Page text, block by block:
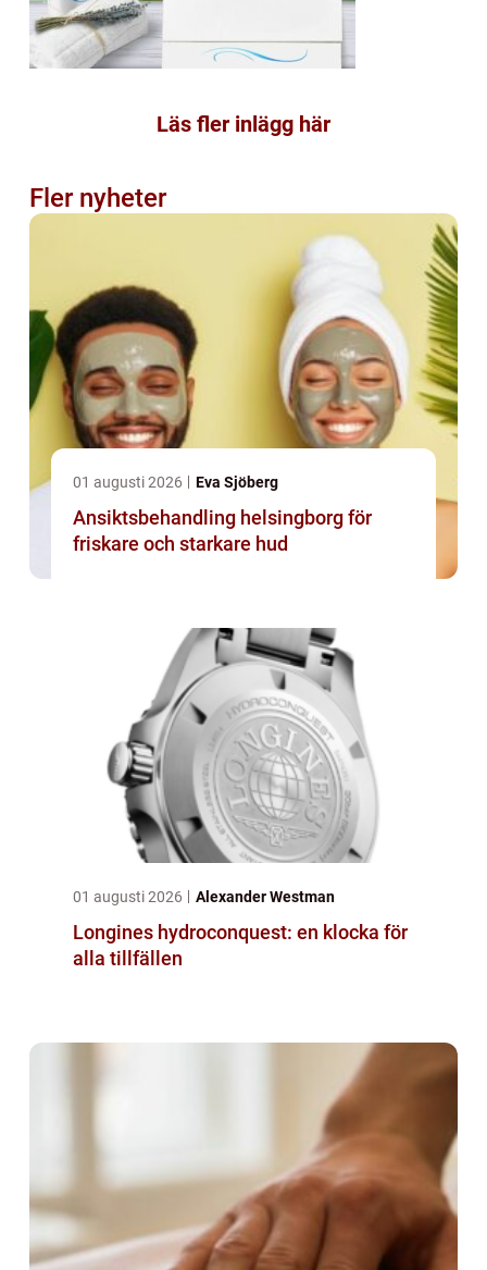
Läs fler inlägg här
Fler nyheter
01 augusti 2026 Eva Sjöberg
Ansiktsbehandling helsingborg för
friskare och starkare hud
01 augusti 2026 Alexander Westman
Longines hydroconquest: en klocka för
alla tillfällen